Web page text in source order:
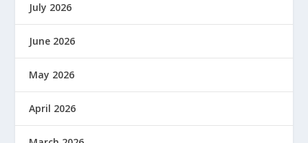
July 2026
June 2026
May 2026
April 2026